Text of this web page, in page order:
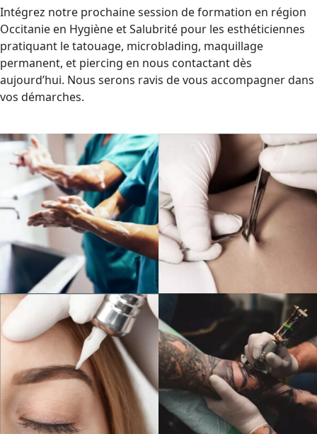
Intégrez notre prochaine session de formation en région
Occitanie en Hygiène et Salubrité pour les esthéticiennes
pratiquant le tatouage, microblading, maquillage
permanent, et piercing en nous contactant dès
aujourd’hui. Nous serons ravis de vous accompagner dans
vos démarches.